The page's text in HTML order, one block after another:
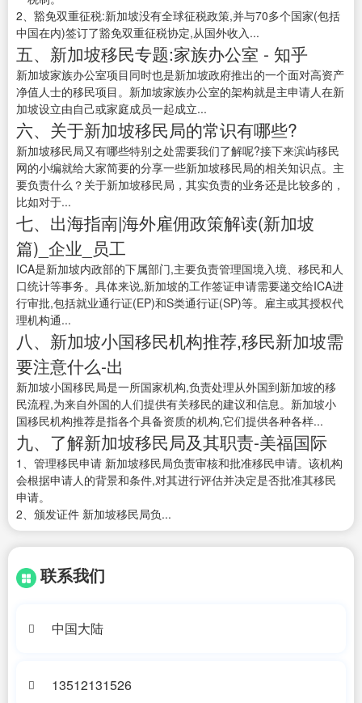
2、豁免双重征税:新加坡没有全球征税政策,并与70多个国家(包括
中国在内)签订了豁免双重征税协定,从国外收入...
五、新加坡移民专题:家族办公室 - 知乎
新加坡家族办公室项目同时也是新加坡政府推出的一个面对高资产
净值人士的移民项目。新加坡家族办公室的架构就是主申请人在新
加坡设立由自己或家庭成员一起成立...
六、关于新加坡移民局的常识有哪些?
新加坡移民局又有哪些特别之处需要我们了解呢?接下来滨屿移民
网的小编就给大家简要的分享一些新加坡移民局的相关知识点。主
要负责什么？关于新加坡移民局，其实负责的业务还是比较多的，
比如对于...
七、出海指南|海外雇佣政策解读(新加坡
篇)_企业_员工
ICA是新加坡内政部的下属部门,主要负责管理国境入境、移民和人
口统计等事务。具体来说,新加坡的工作签证申请需要递交给ICA进
行审批,包括就业通行证(EP)和S类通行证(SP)等。雇主或其授权代
理机构通...
八、新加坡小国移民机构推荐,移民新加坡需
要注意什么-出
新加坡小国移民局是一所国家机构,负责处理从外国到新加坡的移
民流程,为来自外国的人们提供有关移民的建议和信息。新加坡小
国移民机构推荐是指各个具备资质的机构,它们提供各种各样...
九、了解新加坡移民局及其职责-美福国际
1、管理移民申请 新加坡移民局负责审核和批准移民申请。该机构
会根据申请人的背景和条件,对其进行评估并决定是否批准其移民
申请。
2、颁发证件 新加坡移民局负...
联系我们
中国大陆
13512131526